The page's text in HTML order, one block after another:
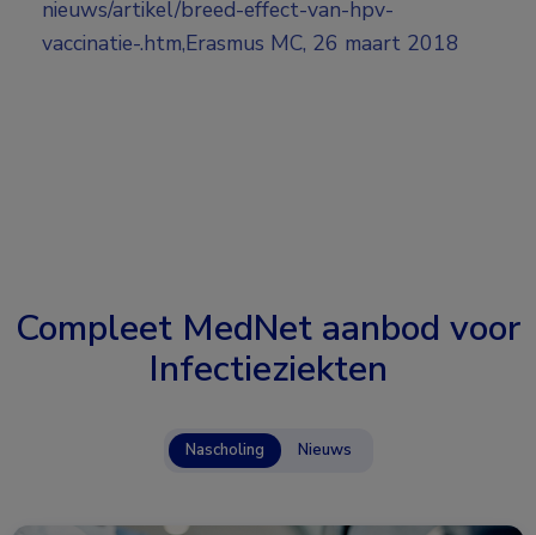
nieuws/artikel/breed-effect-van-hpv-
vaccinatie-.htm,Erasmus MC, 26 maart 2018
Compleet MedNet aanbod voor
Infectieziekten
Nascholing Nieuws